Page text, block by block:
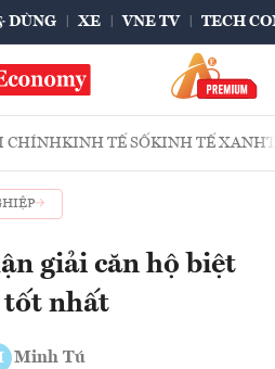
DÙNG XE VNE TV TECH
CHÍNHKINH TẾ SỐKINH TẾ XANH
giải căn hộ biệt
tốt nhất
Minh Tú